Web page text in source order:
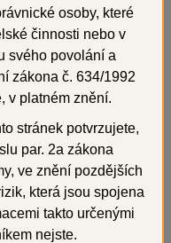
osoby, které
činnosti nebo v
svého povolání a
zákona č. 634/1992
v platném znění.
stránek potvrzujete,
par. 2a zákona
ve znění pozdějších
která jsou spojena
takto určenými
nejste.